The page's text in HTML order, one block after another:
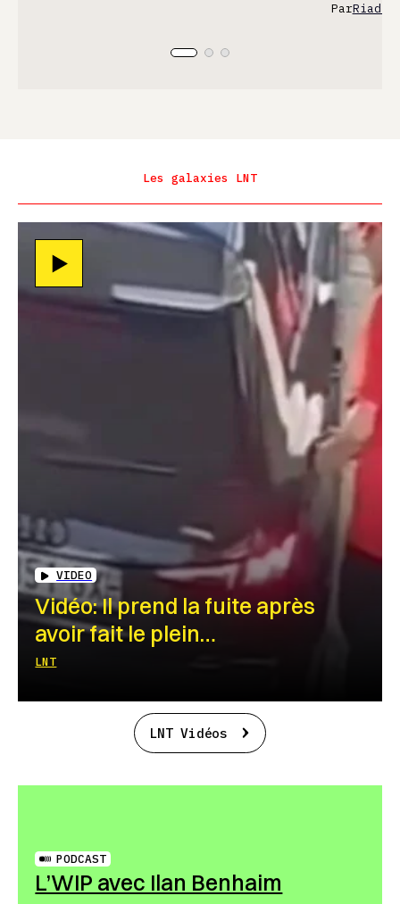
ParRiad
Les galaxies LNT
VIDEO
Vidéo: Il prend la fuite après
avoir fait le plein…
LNT
LNT Vidéos
PODCAST
L’WIP avec Ilan Benhaim